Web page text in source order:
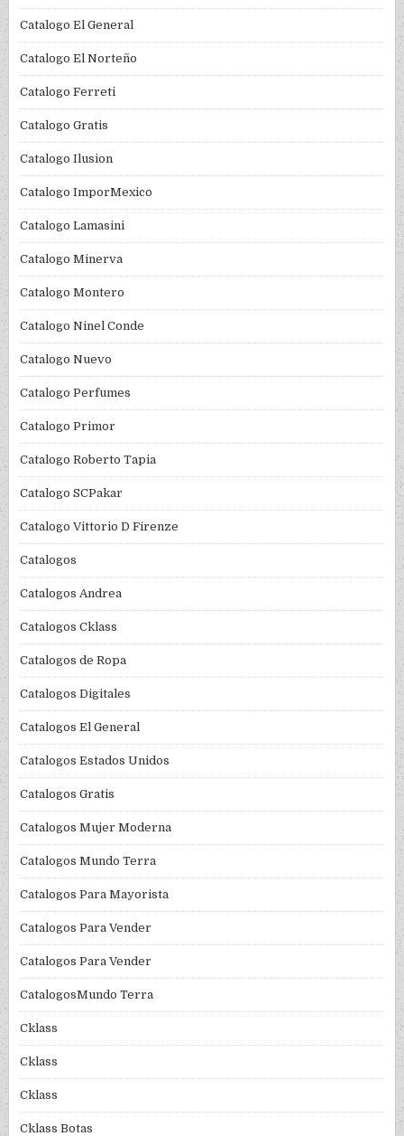
Catalogo El General
Catalogo El Norteño
Catalogo Ferreti
Catalogo Gratis
Catalogo Ilusion
Catalogo ImporMexico
Catalogo Lamasini
Catalogo Minerva
Catalogo Montero
Catalogo Ninel Conde
Catalogo Nuevo
Catalogo Perfumes
Catalogo Primor
Catalogo Roberto Tapia
Catalogo SCPakar
Catalogo Vittorio D Firenze
Catalogos
Catalogos Andrea
Catalogos Cklass
Catalogos de Ropa
Catalogos Digitales
Catalogos El General
Catalogos Estados Unidos
Catalogos Gratis
Catalogos Mujer Moderna
Catalogos Mundo Terra
Catalogos Para Mayorista
Catalogos Para Vender
Catalogos Para Vender
CatalogosMundo Terra
Cklass
Cklass
Cklass
Cklass Botas